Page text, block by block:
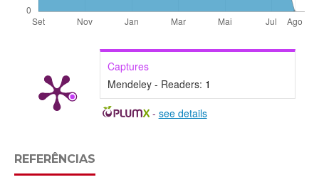
Captures
Mendeley - Readers: 1
- see details
REFERÊNCIAS